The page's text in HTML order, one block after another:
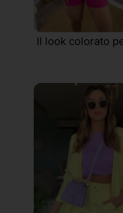
Il look colorato